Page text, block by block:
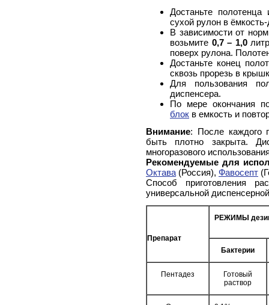
Достаньте полотенца
сухой рулон в
В зависимости от
возьмите 0,7 – 1,0
поверх рулона.
Достаньте конец
сквозь прорезь в
Для пользования
диспенсера.
По мере окончания
блок в емкость и
Внимание: После каждого
быть плотно закрыта.
многоразового
Рекомендуемые для
Октава (Россия), Фавосепт
Способ приготовления
универсальной
Препарат
РЕЖИМЫ
Бактерии
Пентадез
Готовый
раствор